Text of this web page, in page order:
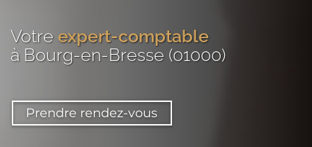
Votre expert-comptable
à Bourg-en-Bresse (01000)
Prendre rendez-vous